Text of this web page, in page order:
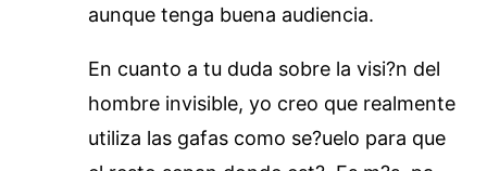
aunque tenga buena audiencia.
En cuanto a tu duda sobre la visi?n del
hombre invisible, yo creo que realmente
utiliza las gafas como se?uelo para que